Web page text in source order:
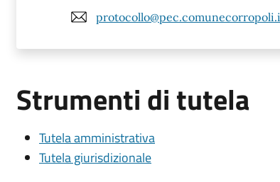
Strumenti di tutela
Tutela amministrativa
Tutela giurisdizionale